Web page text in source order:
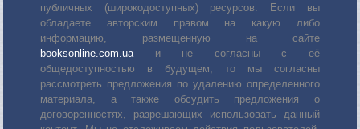
публичных (широкодоступных) ресурсов. Если вы
обладаете авторским правом на какую либо
информацию, размещенную на сайте
booksonline.com.uaи не согласны с её
общедоступностью в будущем, то мы согласны
рассмотреть предложения по удалению определенного
материала, а также обсудить предложения о
договоренностях, разрешающих использовать данный